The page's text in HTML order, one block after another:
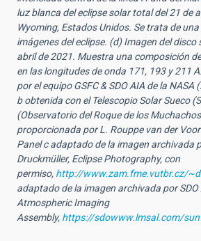
luz blanca del eclipse solar total del 21 de
Wyoming, Estados Unidos. Se trata de
imágenes del eclipse. (d) Imagen del disco
abril de 2021. Muestra una composición
en las longitudes de onda 171, 193 y 211
por el equipo GSFC & SDO AIA de la
b obtenida con el Telescopio Solar Sueco
(Observatorio del Roque de los
proporcionada por L. Rouppe van der
Panel c adaptado de la imagen archivada
Druckmüller, Eclipse Photography, con
permiso, http://www.zam.fme.vutbr.cz/
adaptado de la imagen archivada por SDO
Atmospheric Imaging
Assembly, https://sdowww.lmsal.com/